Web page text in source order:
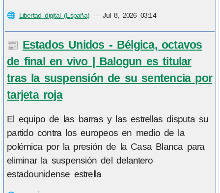
🌐 Libertad digital (España) —Jul 8, 2026 03:14
📰 Estados Unidos - Bélgica, octavos
de final en vivo | Balogun es titular
tras la suspensión de su sentencia por
tarjeta roja
El equipo de las barras y las estrellas disputa su
partido contra los europeos en medio de la
polémica por la presión de la Casa Blanca para
eliminar la suspensión del delantero
estadounidense estrella